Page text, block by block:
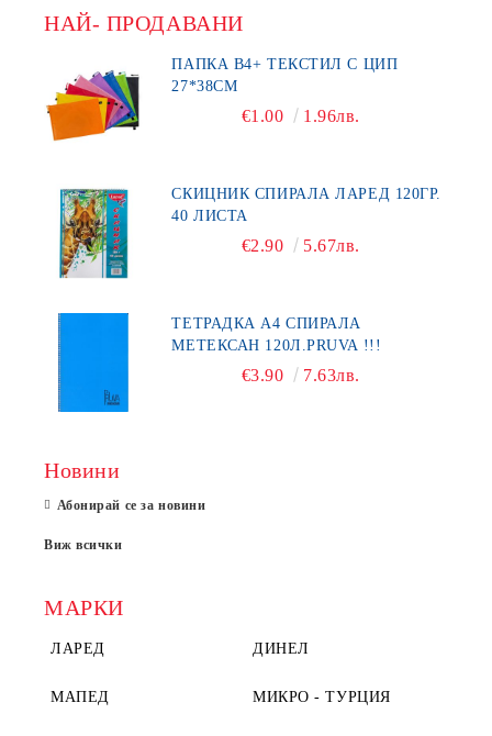
НАЙ- ПРОДАВАНИ
ПАПКА В4+ ТЕКСТИЛ С ЦИП
27*38СМ
€1.00 1.96лв.
СКИЦНИК СПИРАЛА ЛАРЕД 120ГР.
40 ЛИСТА
€2.90 5.67лв.
ТЕТРАДКА А4 СПИРАЛА
МЕТЕКСАН 120Л.PRUVA !!!
€3.90 7.63лв.
Новини
Абонирай се за новини
Виж всички
МАРКИ
ЛАРЕД ДИНЕЛ
МАПЕД МИКРО - ТУРЦИЯ